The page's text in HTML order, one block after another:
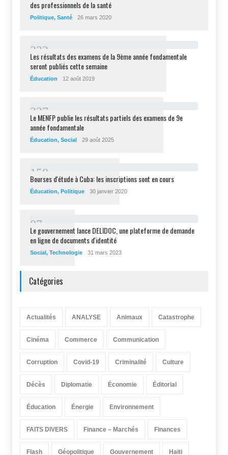
des professionnels de la santé
Politique, Santé 26 mars 2020
232
Les résultats des examens de la 9ème année fondamentale
seront publiés cette semaine
Éducation 12 août 2019
227
Le MENFP publie les résultats partiels des examens de 9e
année fondamentale
Éducation, Social 29 août 2025
1 58
Bourses d'étude à Cuba: les inscriptions sont en cours
Éducation, Politique 30 janvier 2020
87
Le gouvernement lance DELIDOC, une plateforme de demande
en ligne de documents d'identité
Social, Technologie 31 mars 2023
Catégories
Actualités ANALYSE Animaux Catastrophe
Cinéma Commerce Communication
Corruption Covid-19 Criminalité Culture
Décès Diplomatie Économie Éditorial
Éducation Énergie Environnement
FAITS DIVERS Finance – Marchés Finances
Flash Géopolitique Gouvernement Haïti